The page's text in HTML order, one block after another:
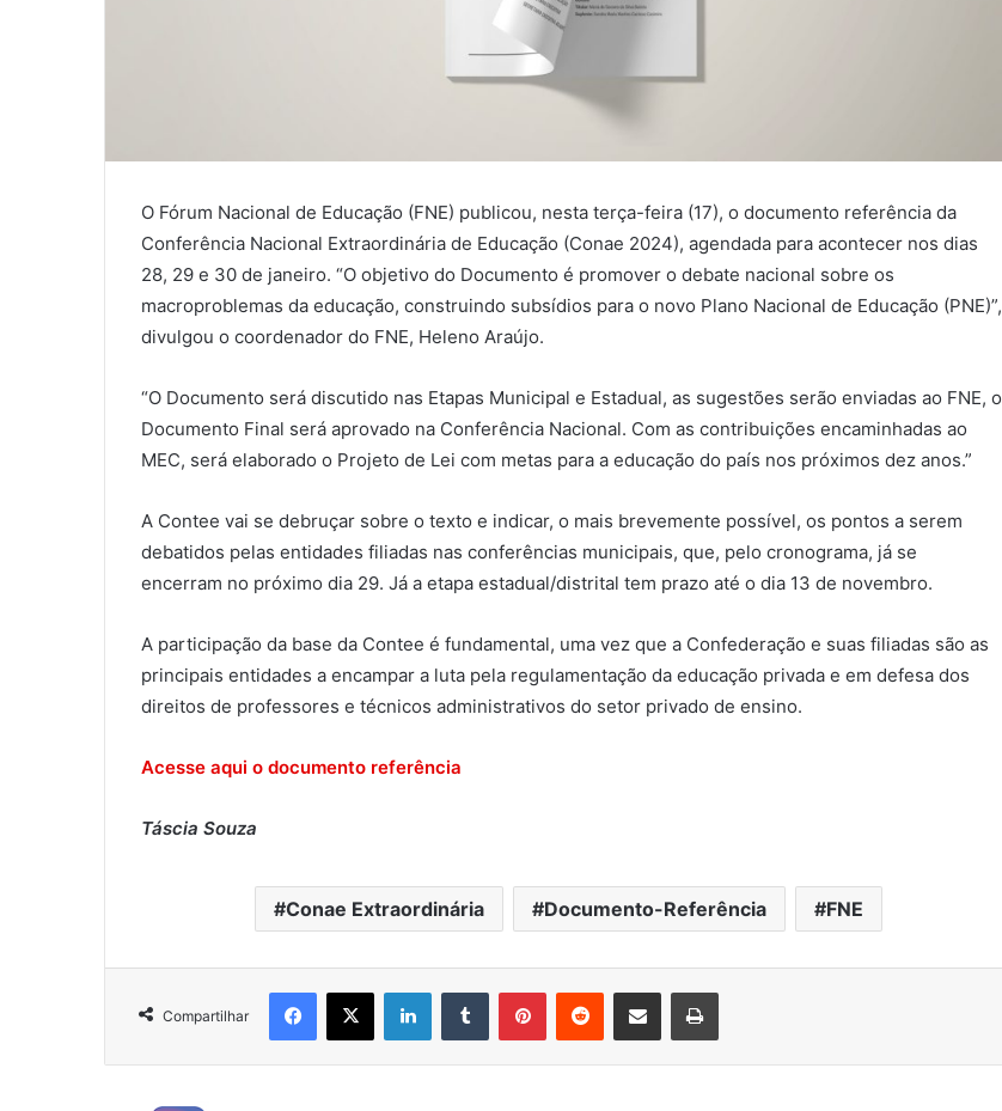
O Fórum Nacional de Educação (FNE) publicou, nesta terça-feira (17), o documento referência da
Conferência Nacional Extraordinária de Educação (Conae 2024), agendada para acontecer nos dias
28, 29 e 30 de janeiro. “O objetivo do Documento é promover o debate nacional sobre os
macroproblemas da educação, construindo subsídios para o novo Plano Nacional de Educação (PNE)”,
divulgou o coordenador do FNE, Heleno Araújo.
“O Documento será discutido nas Etapas Municipal e Estadual, as sugestões serão enviadas ao FNE, o
Documento Final será aprovado na Conferência Nacional. Com as contribuições encaminhadas ao
MEC, será elaborado o Projeto de Lei com metas para a educação do país nos próximos dez anos.”
A Contee vai se debruçar sobre o texto e indicar, o mais brevemente possível, os pontos a serem
debatidos pelas entidades filiadas nas conferências municipais, que, pelo cronograma, já se
encerram no próximo dia 29. Já a etapa estadual/distrital tem prazo até o dia 13 de novembro.
A participação da base da Contee é fundamental, uma vez que a Confederação e suas filiadas são as
principais entidades a encampar a luta pela regulamentação da educação privada e em defesa dos
direitos de professores e técnicos administrativos do setor privado de ensino.
Acesse aqui o documento referência
Táscia Souza
Conae Extraordinária Documento-Referência FNE
Compartilhar